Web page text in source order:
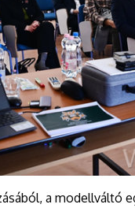
a modellváltó